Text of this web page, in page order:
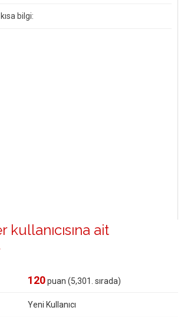
bilgi:
kullanıcısına ait
120puan (5,301 . sırada)
Yeni Kullanıcı